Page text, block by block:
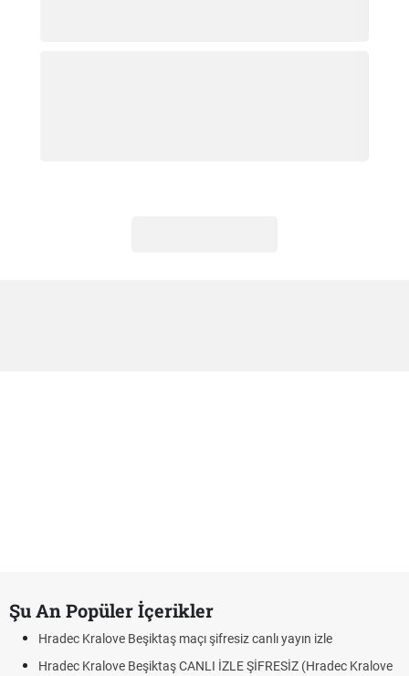
Şu An Popüler İçerikler
Hradec Kralove Beşiktaş maçı şifresiz canlı yayın izle
Hradec Kralove Beşiktaş CANLI İZLE ŞİFRESİZ (Hradec Kralove